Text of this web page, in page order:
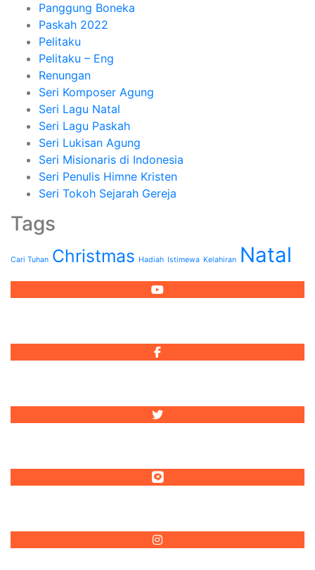
Panggung Boneka
Paskah 2022
Pelitaku
Pelitaku – Eng
Renungan
Seri Komposer Agung
Seri Lagu Natal
Seri Lagu Paskah
Seri Lukisan Agung
Seri Misionaris di Indonesia
Seri Penulis Himne Kristen
Seri Tokoh Sejarah Gereja
Tags
Cari Tuhan Christmas Hadiah Istimewa Kelahiran Natal